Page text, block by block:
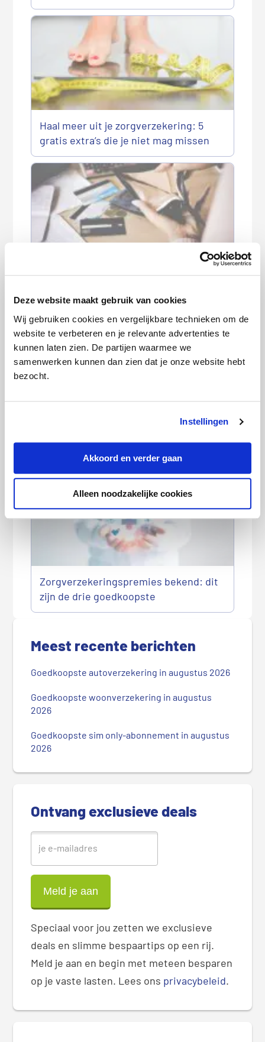
Deze website maakt gebruik van cookies
Wij gebruiken cookies en vergelijkbare technieken om de
website te verbeteren en je relevante advertenties te
kunnen laten zien. De partijen waarmee we
samenwerken kunnen dan zien dat je onze website hebt
bezocht.
Instellingen
Akkoord en verder gaan
Alleen noodzakelijke cookies
Haal meer uit je zorgverzekering: 5
gratis extra’s die je niet mag missen
Losse aanvullende verzekering
Feit of fabel: je kunt alleen aan het
Zorgverzekeringspremies bekend: dit
zijn de drie goedkoopste
d
Meest recente berichten
Goedkoopste autoverzekering in augustus 2026
Goedkoopste woonverzekering in augustus
2026
Goedkoopste sim only-abonnement in augustus
2026
Ontvang exclusieve deals
Speciaal voor jou zetten we exclusieve
deals en slimme bespaartips op een rij.
Meld je aan en begin met meteen besparen
op je vaste lasten. Lees ons privacybeleid.